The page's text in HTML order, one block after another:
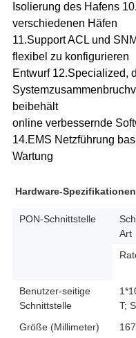
Isolierung des Hafens
verschiedenen Häfen
11.Support ACL und
flexibel zu konfigurieren
Entwurf 12.Specialized,
beibehält
online verbessernde
14.EMS Netzführung
Wartung
Hardware-Spezifikationen
PON-Schnittstelle
Art
Benutzer-seitige
Schnittstelle
T;
Größe (Millimeter)